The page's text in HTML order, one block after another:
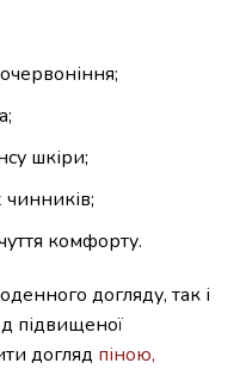
шкіри;
чинників;
комфорту.
догляду, так і
підвищеної
догляд піною,